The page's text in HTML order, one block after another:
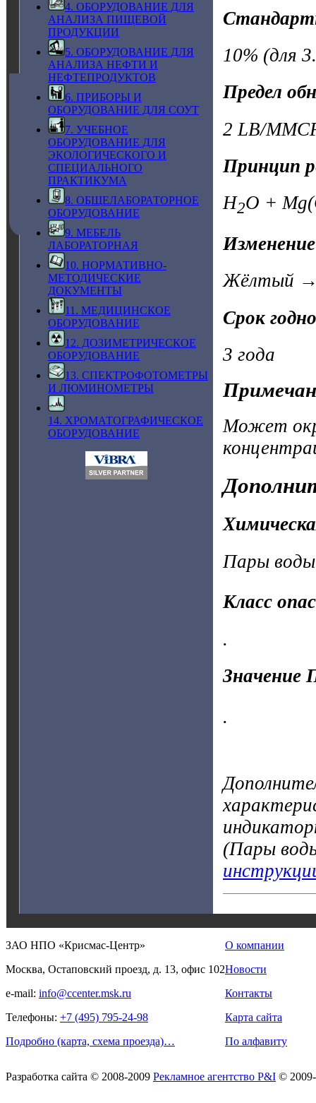
4. ОБОРУДОВАНИЕ ДЛЯ
АНАЛИЗА ПИЩЕВОЙ
ПРОДУКЦИИ
5. ОБОРУДОВАНИЕ ДЛЯ
АНАЛИЗА НЕФТИ И
НЕФТЕПРОДУКТОВ
6. ПРИБОРЫ И
ОБОРУДОВАНИЕ ДЛЯ СОУТ
7. УЧЕБНОЕ
ОБОРУДОВАНИЕ ДЛЯ
ЭКОЛОГИЧЕСКОГО И
СПЕЦИАЛЬНОГО
ПРАКТИКУМА
8. ОБЩЕЛАБОРАТОРНОЕ
ОБОРУДОВАНИЕ
9. МЕБЕЛЬ
ЛАБОРАТОРНАЯ
10. НОРМАТИВНО-
МЕТОДИЧЕСКИЕ
ДОКУМЕНТЫ
11. МЕДИЦИНСКОЕ
ОБОРУДОВАНИЕ
12. ДОЗИМЕТРИЧЕСКОЕ
ОБОРУДОВАНИЕ
13. СПЕКТРОФОТОМЕТРЫ
И ЛЮМИНОМЕТРЫ
14. ХРОМАТОГРАФИЧЕСКОЕ
ОБОРУДОВАНИЕ
10% (для
Предел
2 LB/
Принцип
H2O +
Жёлтый →
Срок
3 года
Может
Пары
Класс
.
Значение
.
(Пары
ЗАО НПО «Крисмас-Центр»
Москва, Остаповский проезд, д. 13, офис 102
e-mail: info@ccenter.msk.ru
Телефоны: +7 (495) 795-24-98
Подробно (карта, схема проезда)…
О компании
Новости
Контакты
Карта сайта
По алфавиту
Разработка сайта © 2008-2009 Рекламное агентство P&I ©